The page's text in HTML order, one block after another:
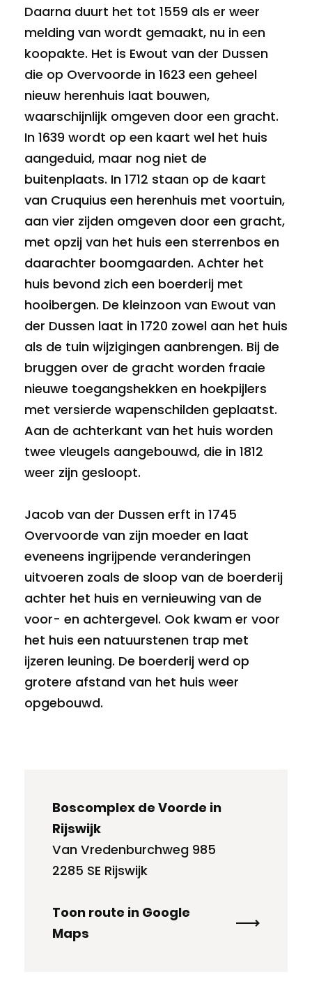
Daarna duurt het tot 1559 als er weer
melding van wordt gemaakt, nu in een
koopakte. Het is Ewout van der Dussen
die op Overvoorde in 1623 een geheel
nieuw herenhuis laat bouwen,
waarschijnlijk omgeven door een gracht.
In 1639 wordt op een kaart wel het huis
aangeduid, maar nog niet de
buitenplaats. In 1712 staan op de kaart
van Cruquius een herenhuis met voortuin,
aan vier zijden omgeven door een gracht,
met opzij van het huis een sterrenbos en
daarachter boomgaarden. Achter het
huis bevond zich een boerderij met
hooibergen. De kleinzoon van Ewout van
der Dussen laat in 1720 zowel aan het huis
als de tuin wijzigingen aanbrengen. Bij de
bruggen over de gracht worden fraaie
nieuwe toegangshekken en hoekpijlers
met versierde wapenschilden geplaatst.
Aan de achterkant van het huis worden
twee vleugels aangebouwd, die in 1812
weer zijn gesloopt.
Jacob van der Dussen erft in 1745
Overvoorde van zijn moeder en laat
eveneens ingrijpende veranderingen
uitvoeren zoals de sloop van de boerderij
achter het huis en vernieuwing van de
voor- en achtergevel. Ook kwam er voor
het huis een natuurstenen trap met
ijzeren leuning. De boerderij werd op
grotere afstand van het huis weer
opgebouwd.
Boscomplex de Voorde in
Rijswijk
Van Vredenburchweg 985
2285 SE Rijswijk
Toon route in Google
Maps